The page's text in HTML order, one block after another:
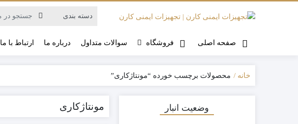
صفحه اصلی فروشگاه سوالات متداول درباره ما ارتباط با ما
خانه محصولات برچسب خورده “مونتاژکاری”
مونتاژکاری وضعیت انبار